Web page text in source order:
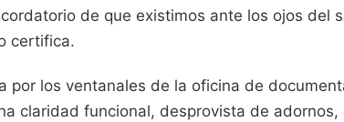
de que existimos ante los ojos del
certifica.
por los ventanales de la oficina de
claridad funcional, desprovista de